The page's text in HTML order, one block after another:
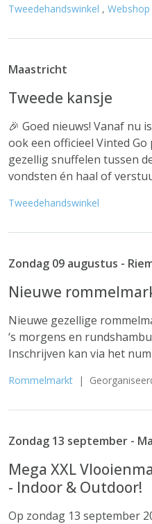
Tweedehandswinkel , Webshop
Maastricht
Tweede kansje
🎉 Goed nieuws! Vanaf nu
ook een officieel Vinted
gezellig snuffelen tussen
vondsten én haal of
Tweedehandswinkel
Zondag 09 augustus -
Nieuwe
Nieuwe gezellige
‘s morgens en
Inschrijven kan via het
Rommelmarkt |
Zondag 13 september -
Mega XXL
- Indoor & Outdoor!
Op zondag 13 september